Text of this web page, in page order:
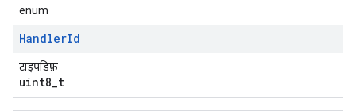
enum
HandlerId
टाइपडिफ़
uint8_t